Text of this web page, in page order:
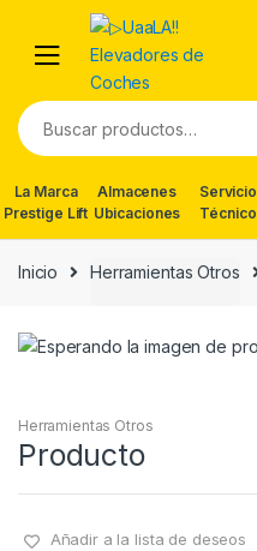
navigation
content
Buscar
por:
La Marca
Prestige Lift
Almacenes
Ubicaciones
Servicio
Técnico
Inicio Herramientas Otros
Herramientas Otros
Producto
Añadir a la lista de deseos